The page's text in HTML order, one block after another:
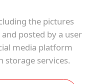
the pictures
posted by a user
media platform
storage services.